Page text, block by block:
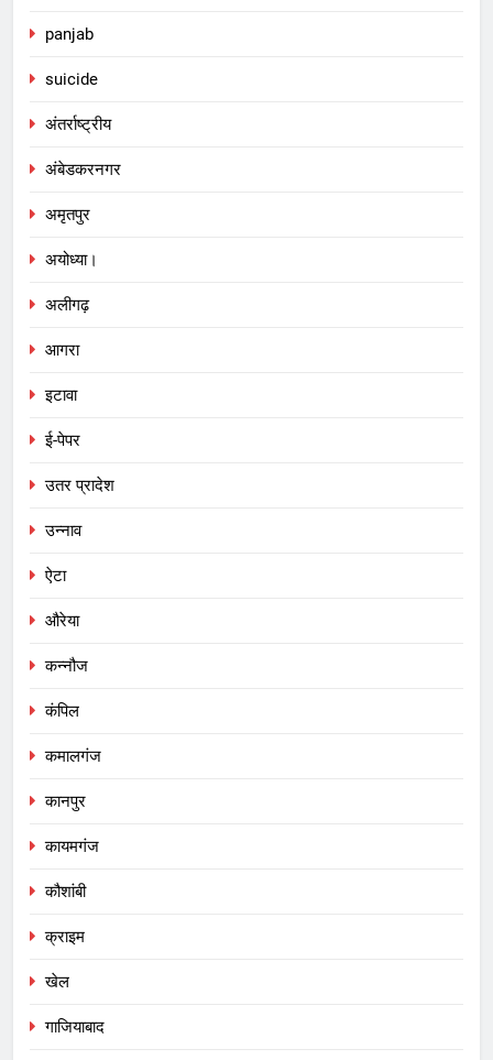
panjab
suicide
अंतर्राष्ट्रीय
अंबेडकरनगर
अमृतपुर
अयोध्या।
अलीगढ़
आगरा
इटावा
ई-पेपर
उतर प्रादेश
उन्नाव
ऐटा
औरेया
कन्नौज
कंपिल
कमालगंज
कानपुर
कायमगंज
कौशांबी
क्राइम
खेल
गाजियाबाद